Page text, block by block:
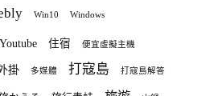
Win10 Windows
Youtube 住宿 便宜虛擬主機
掛 多媒體 打寇島 打寇島解答